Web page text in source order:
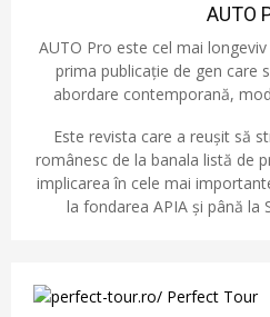
AUTO
AUTO Pro este cel mai
prima publicație de gen care
abordare contemporană,
Este revista care a reușit să
românesc de la banala listă de
implicarea în cele mai
la fondarea APIA și până la